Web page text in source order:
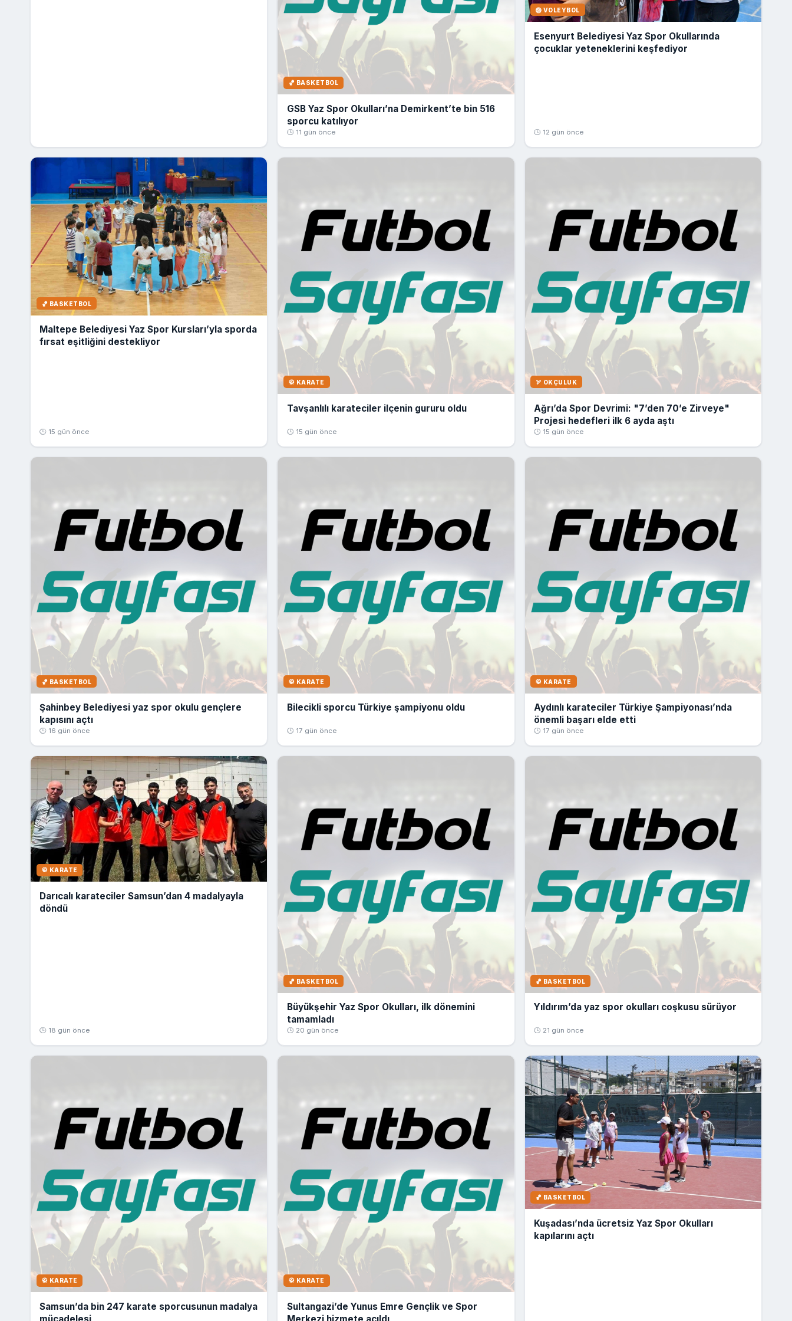
🏀 BASKETBOL
GSB Yaz Spor Okulları’na Demirkent’te bin 516
sporcu katılıyor
🕒 11 gün önce
🏐 VOLEYBOL
Esenyurt Belediyesi Yaz Spor Okullarında
çocuklar yeteneklerini keşfediyor
🕒 12 gün önce
🏀 BASKETBOL
Maltepe Belediyesi Yaz Spor Kursları’yla sporda
fırsat eşitliğini destekliyor
🕒 15 gün önce
🥋 KARATE
Tavşanlılı karateciler ilçenin gururu oldu
🕒 15 gün önce
🏹 OKÇULUK
Ağrı’da Spor Devrimi: "7’den 70’e Zirveye"
Projesi hedefleri ilk 6 ayda aştı
🕒 15 gün önce
🏀 BASKETBOL
Şahinbey Belediyesi yaz spor okulu gençlere
kapısını açtı
🕒 16 gün önce
🥋 KARATE
Bilecikli sporcu Türkiye şampiyonu oldu
🕒 17 gün önce
🥋 KARATE
Aydınlı karateciler Türkiye Şampiyonası’nda
önemli başarı elde etti
🕒 17 gün önce
🥋 KARATE
Darıcalı karateciler Samsun’dan 4 madalyayla
döndü
🕒 18 gün önce
🏀 BASKETBOL
Büyükşehir Yaz Spor Okulları, ilk dönemini
tamamladı
🕒 20 gün önce
🏀 BASKETBOL
Yıldırım’da yaz spor okulları coşkusu sürüyor
🕒 21 gün önce
🥋 KARATE
Samsun’da bin 247 karate sporcusunun madalya
🥋 KARATE
Sultangazi’de Yunus Emre Gençlik ve Spor
🏀 BASKETBOL
Kuşadası’nda ücretsiz Yaz Spor Okulları
kapılarını açtı